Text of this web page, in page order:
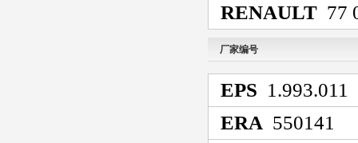
RENAULT 77
厂家编号
EPS 1.993.011
ERA 550141